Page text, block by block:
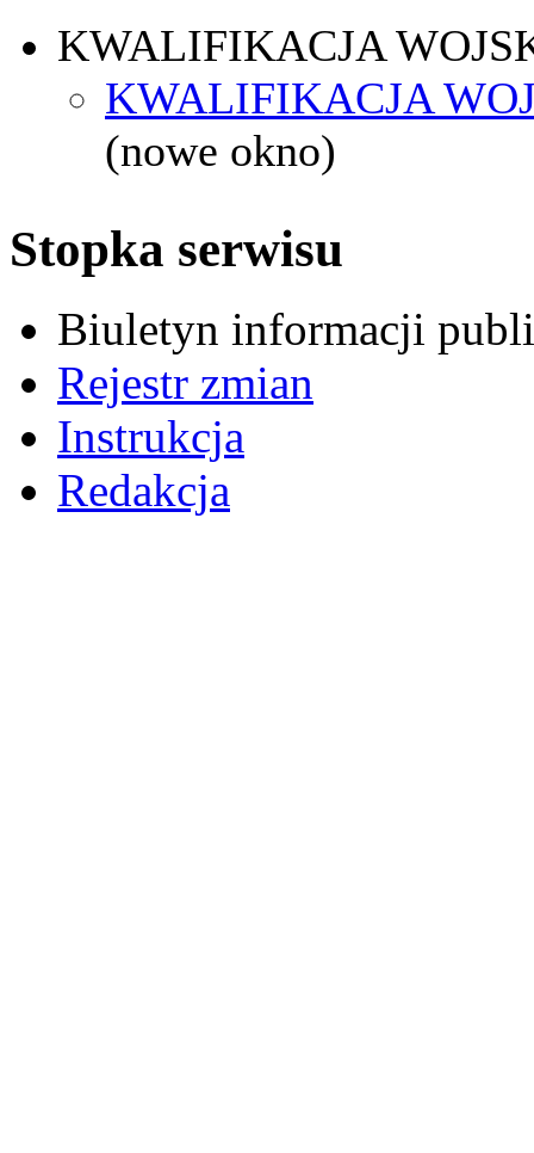
KWALIFIKACJA
KWALIFIKACJA
(nowe okno)
Stopka serwisu
Biuletyn informacji
Rejestr zmian
Instrukcja
Redakcja